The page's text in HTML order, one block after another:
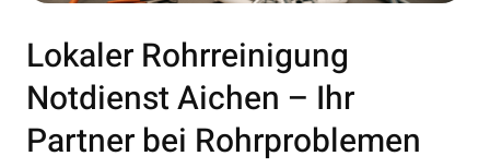
Lokaler Rohrreinigung
Notdienst Aichen – Ihr
Partner bei Rohrproblemen